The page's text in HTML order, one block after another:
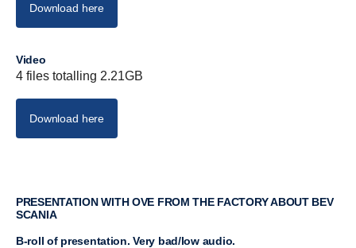
Download here
Video
4 files totalling 2.21GB
Download here
PRESENTATION WITH OVE FROM THE FACTORY ABOUT BEV
SCANIA
B-roll of presentation. Very bad/low audio.